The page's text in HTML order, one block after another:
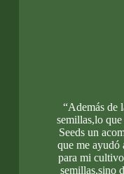
“Además de
semillas,lo
Seeds un
que me ayudó
para mi
semillas,sino